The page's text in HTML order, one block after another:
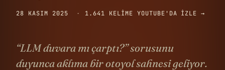
28 KASIM 2025 · 1.641 KELIME YOUTUBE'DA IZLE →
“LLM duvara mı çarptı?” sorusunu
duyunca aklıma bir otoyol sahnesi geliyor.